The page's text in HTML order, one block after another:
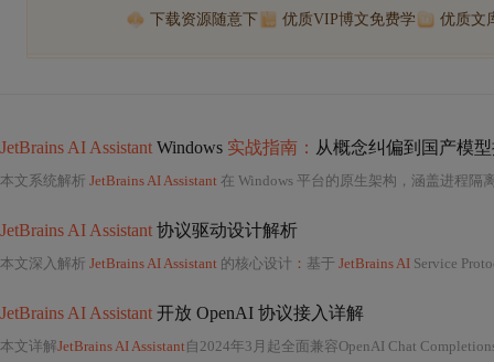
下载资源随意下 优质VIP博文免费学 优质文
JetBrains AI Assistant Windows 实战指南： 从概念纠偏到国产模
本文系统解析 JetBrains AI Assistant 在 Windows 平台的原生架构，涵盖进程隔
JetBrains AI Assistant 协议驱动设计解析
本文深入解析 JetBrains AI Assistant 的核心设计 ： 基于 JetBrains AI Service
JetBrains AI Assistant 开放 OpenAI 协议接入详解
本文详解JetBrains AI Assistant自2024年3月起全面兼容OpenAI Chat Completions API协议